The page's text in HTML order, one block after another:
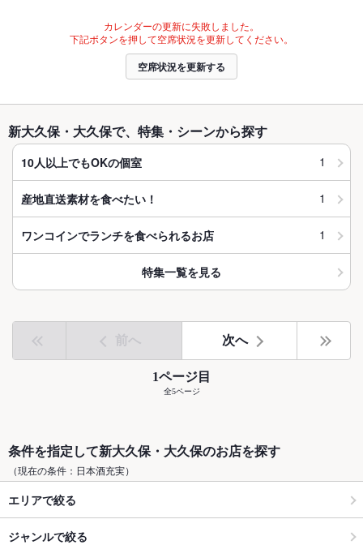
カレンダーの更新に失敗しました。
下記ボタンを押して空席状況を更新してください。
空席状況を更新する
新大久保・大久保で、特集・シーンから探す
10人以上でもOKの個室 1
産地直送素材を食べたい！ 1
ワンコインでランチを食べられるお店 1
特集一覧を見る
前へ 次へ
1ページ目
全5ページ
条件を指定して新大久保・大久保のお店を探す
（現在の条件：日本酒充実）
エリアで絞る
ジャンルで絞る